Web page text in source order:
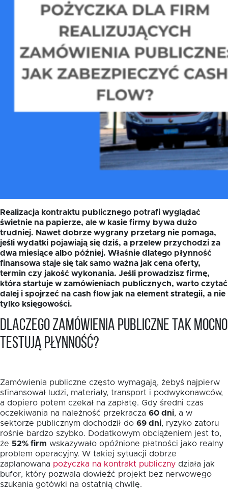
Realizacja kontraktu publicznego potrafi wyglądać
świetnie na papierze, ale w kasie firmy bywa dużo
trudniej. Nawet dobrze wygrany przetarg nie pomaga,
jeśli wydatki pojawiają się dziś, a przelew przychodzi za
dwa miesiące albo później. Właśnie dlatego płynność
finansowa staje się tak samo ważna jak cena oferty,
termin czy jakość wykonania. Jeśli prowadzisz firmę,
która startuje w zamówieniach publicznych, warto czytać
dalej i spojrzeć na cash flow jak na element strategii, a nie
tylko księgowości.
Dlaczego zamówienia publiczne tak mocno
testują płynność?
Zamówienia publiczne często wymagają, żebyś najpierw
sfinansował ludzi, materiały, transport i podwykonawców,
a dopiero potem czekał na zapłatę. Gdy średni czas
oczekiwania na należność przekracza 60 dni, a w
sektorze publicznym dochodził do 69 dni, ryzyko zatoru
rośnie bardzo szybko. Dodatkowym obciążeniem jest to,
że 52% firm wskazywało opóźnione płatności jako realny
problem operacyjny. W takiej sytuacji dobrze
zaplanowana pożyczka na kontrakt publiczny działa jak
bufor, który pozwala dowieźć projekt bez nerwowego
szukania gotówki na ostatnią chwilę.